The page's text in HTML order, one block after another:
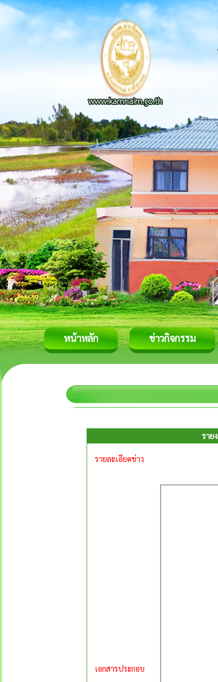
หน้าหลัก ข่าวกิจกรรม
ราย
รายละเอียดข่าว
เอกสารประกอบ